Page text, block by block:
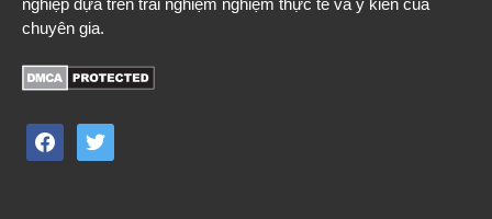
chuyên gia.
facebooktwitter